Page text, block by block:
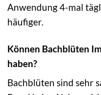
Anwendung 4-mal
häufiger.
Können Bachblüten
haben?
Bachblüten sind sehr